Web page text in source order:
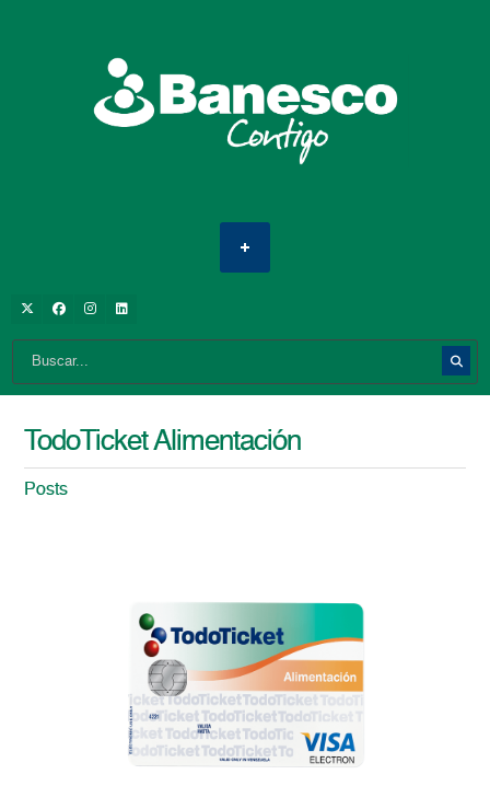
TodoTicket Alimentación
Posts